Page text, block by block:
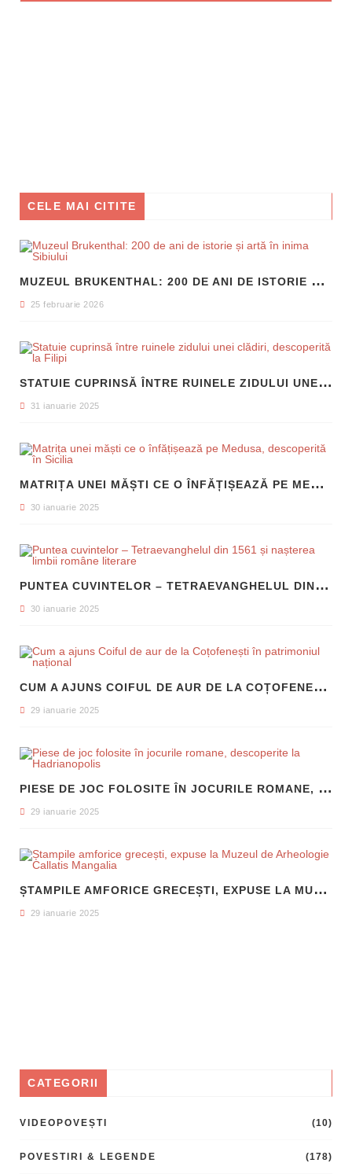
CELE MAI CITITE
M
UZEUL BRUKENTHAL: 200 DE ANI DE ISTORIE ȘI ARTĂ ÎN INIMA SIBIULUI
25 februarie 2026
S
TATUIE CUPRINSĂ ÎNTRE RUINELE ZIDULUI UNEI CLĂDIRI, DESCOPERITĂ LA FILIPI
31 ianuarie 2025
M
ATRIȚA UNEI MĂȘTI CE O ÎNFĂȚIȘEAZĂ PE MEDUSA, DESCOPERITĂ ÎN SICILIA
30 ianuarie 2025
P
UNTEA CUVINTELOR – TETRAEVANGHELUL DIN 1561 ȘI NAȘTEREA LIMBII ROMÂNE LITERARE
30 ianuarie 2025
C
UM A AJUNS COIFUL DE AUR DE LA COȚOFENEȘTI ÎN PATRIMONIUL NAȚIONAL
29 ianuarie 2025
P
IESE DE JOC FOLOSITE ÎN JOCURILE ROMANE, DESCOPERITE LA HADRIANOPOLIS
29 ianuarie 2025
Ș
TAMPILE AMFORICE GRECEȘTI, EXPUSE LA MUZEUL DE ARHEOLOGIE CALLATIS MANGALIA
29 ianuarie 2025
CATEGORII
VIDEOPOVEȘTI (10)
POVESTIRI & LEGENDE (178)